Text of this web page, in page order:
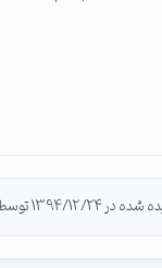
در 1394/12/24 توسط